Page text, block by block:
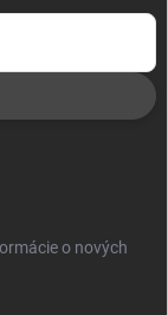
o nových